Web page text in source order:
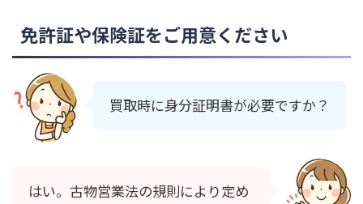
免許証や保険証をご用意ください
買取時に身分証明書が必要ですか？
はい。古物営業法の規則により定め